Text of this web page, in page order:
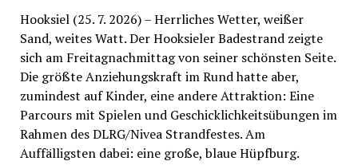
Hooksiel (25. 7. 2026) – Herrliches Wetter, weißer
Sand, weites Watt. Der Hooksieler Badestrand zeigte
sich am Freitagnachmittag von seiner schönsten Seite.
Die größte Anziehungskraft im Rund hatte aber,
zumindest auf Kinder, eine andere Attraktion: Eine
Parcours mit Spielen und Geschicklichkeitsübungen im
Rahmen des DLRG/Nivea Strandfestes. Am
Auffälligsten dabei: eine große, blaue Hüpfburg.